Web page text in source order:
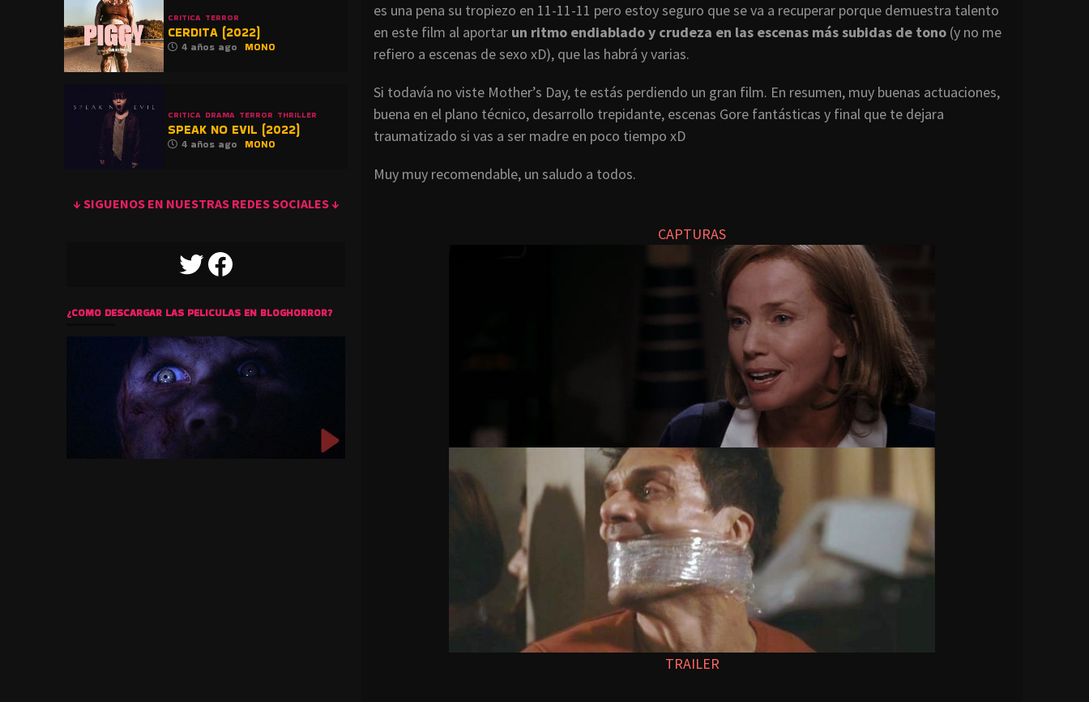
es una pena su tropiezo en 11-11-11 pero estoy seguro que se va a recuperar porque demuestra talento
en este film al aportar un ritmo endiablado y crudeza en las escenas más subidas de tono (y no me
refiero a escenas de sexo xD), que las habrá y varias.
Si todavía no viste Mother’s Day, te estás perdiendo un gran film. En resumen, muy buenas actuaciones,
buena en el plano técnico, desarrollo trepidante, escenas Gore fantásticas y final que te dejara
traumatizado si vas a ser madre en poco tiempo xD
Muy muy recomendable, un saludo a todos.
CAPTURAS
TRAILER
CRITICA TERROR
CERDITA (2022)
4 años ago MONO
CRITICA DRAMA TERROR THRILLER
SPEAK NO EVIL (2022)
4 años ago MONO
↓ SIGUENOS EN NUESTRAS REDES SOCIALES ↓
TWITTERFACEBOOK
¿COMO DESCARGAR LAS PELICULAS EN BLOGHORROR?